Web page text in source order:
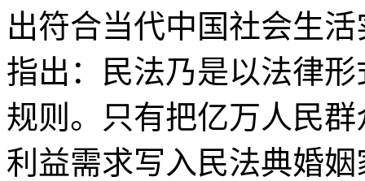
出符合当代中国社会生
指出：民法乃是以法律
规则。只有把亿万人民
利益需求写入民法典婚